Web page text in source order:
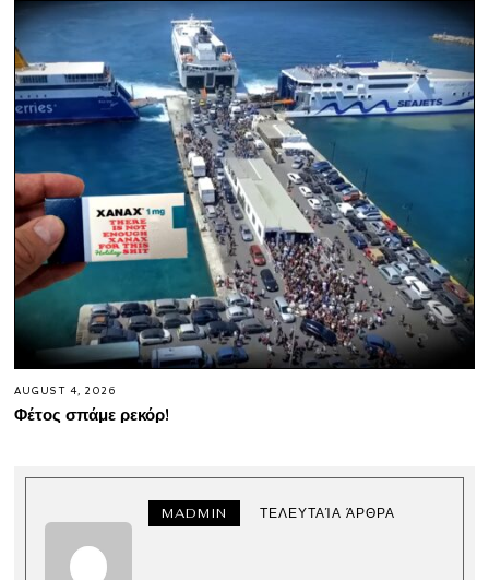
AUGUST 4, 2026
Φέτος σπάμε ρεκόρ!
MADMIN ΤΕΛΕΥΤΑΊΑ ΆΡΘΡΑ